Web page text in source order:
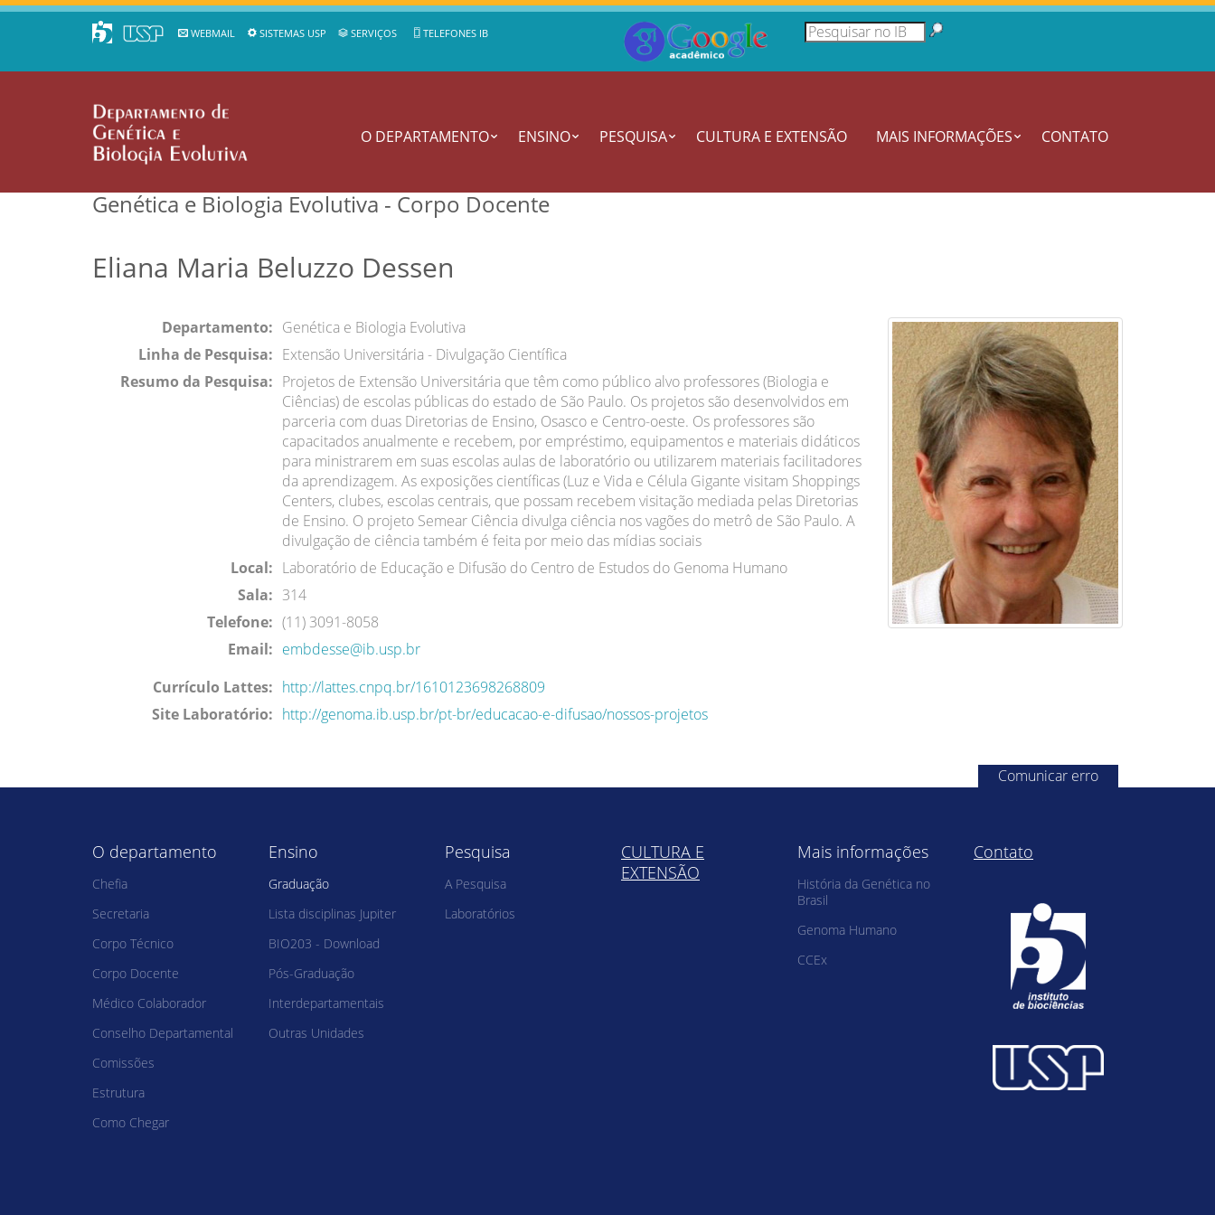
WEBMAIL SISTEMAS USP SERVIÇOS TELEFONES IB
O DEPARTAMENTO ENSINO PESQUISA CULTURA E EXTENSÃO MAIS INFORMAÇÕES CONTATO
Genética e Biologia Evolutiva - Corpo Docente
Eliana Maria Beluzzo Dessen
Departamento: Genética e Biologia Evolutiva
Linha de Pesquisa: Extensão Universitária - Divulgação Científica
Resumo da Pesquisa: Projetos de Extensão Universitária que têm como público alvo professores (Biologia e
Ciências) de escolas públicas do estado de São Paulo. Os projetos são desenvolvidos em
parceria com duas Diretorias de Ensino, Osasco e Centro-oeste. Os professores são
capacitados anualmente e recebem, por empréstimo, equipamentos e materiais didáticos
para ministrarem em suas escolas aulas de laboratório ou utilizarem materiais facilitadores
da aprendizagem. As exposições científicas (Luz e Vida e Célula Gigante visitam Shoppings
Centers, clubes, escolas centrais, que possam recebem visitação mediada pelas Diretorias
de Ensino. O projeto Semear Ciência divulga ciência nos vagões do metrô de São Paulo. A
divulgação de ciência também é feita por meio das mídias sociais
Local: Laboratório de Educação e Difusão do Centro de Estudos do Genoma Humano
Sala: 314
Telefone: (11) 3091-8058
Email: embdesse@ib.usp.br
Currículo Lattes: http://lattes.cnpq.br/1610123698268809
Site Laboratório: http://genoma.ib.usp.br/pt-br/educacao-e-difusao/nossos-projetos
Comunicar erro
O departamento
Chefia
Secretaria
Corpo Técnico
Corpo Docente
Médico Colaborador
Conselho Departamental
Comissões
Estrutura
Como Chegar
Ensino
Graduação
Lista disciplinas Jupiter
BIO203 - Download
Pós-Graduação
Interdepartamentais
Outras Unidades
Pesquisa
A Pesquisa
Laboratórios
CULTURA E
EXTENSÃO
Mais informações
História da Genética no
Brasil
Genoma Humano
CCEx
Contato